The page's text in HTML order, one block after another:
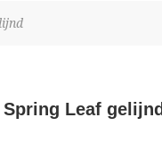
Spring Leaf gelijnd